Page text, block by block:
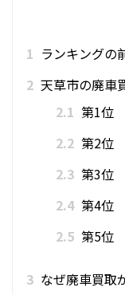
1 ランキングの
2 天草市の廃車
2.1 第1位
2.2 第2位
2.3 第3位
2.4 第4位
2.5 第5位
3 なぜ廃車買取